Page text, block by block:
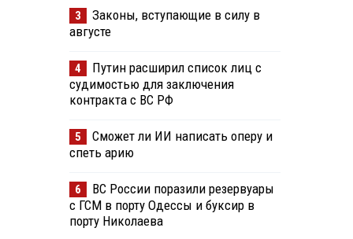
3
Законы, вступающие в силу в
августе
4
Путин расширил список лиц с
судимостью для заключения
контракта с ВС РФ
5
Сможет ли ИИ написать оперу и
спеть арию
6
ВС России поразили резервуары
с ГСМ в порту Одессы и буксир в
порту Николаева